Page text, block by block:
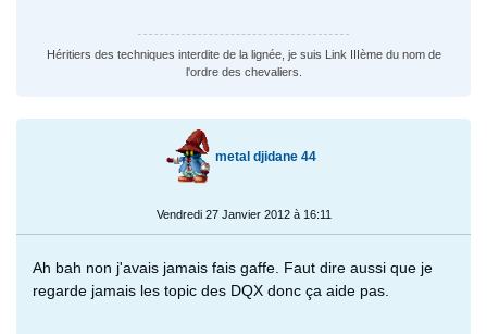
Héritiers des techniques interdite de la lignée, je suis Link IIIème du nom de
l'ordre des chevaliers.
metal djidane 44
Vendredi 27 Janvier 2012 à 16:11
Ah bah non j'avais jamais fais gaffe. Faut dire aussi que je
regarde jamais les topic des DQX donc ça aide pas.